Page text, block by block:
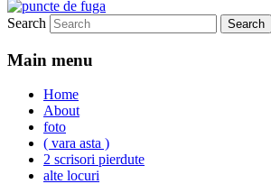
Search
Main menu
Home
About
foto
( vara asta )
2 scrisori pierdute
alte locuri